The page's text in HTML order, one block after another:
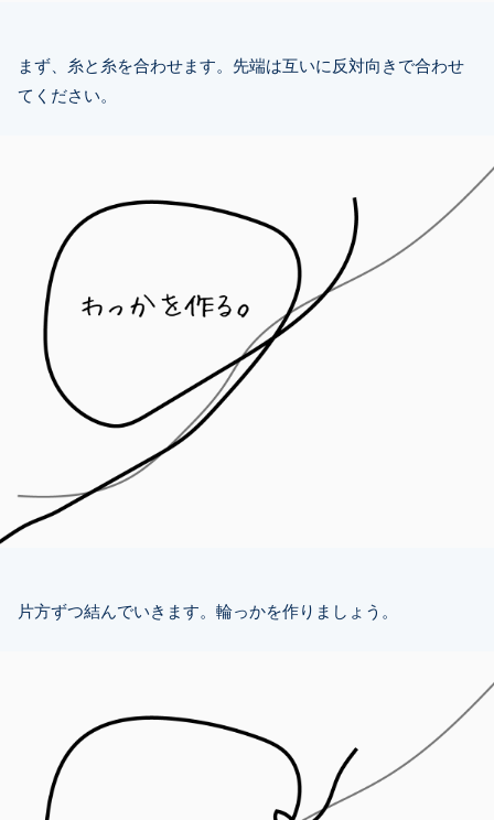
まず、糸と糸を合わせます。先端は互いに反対向きで合わせ
てください。
片方ずつ結んでいきます。輪っかを作りましょう。